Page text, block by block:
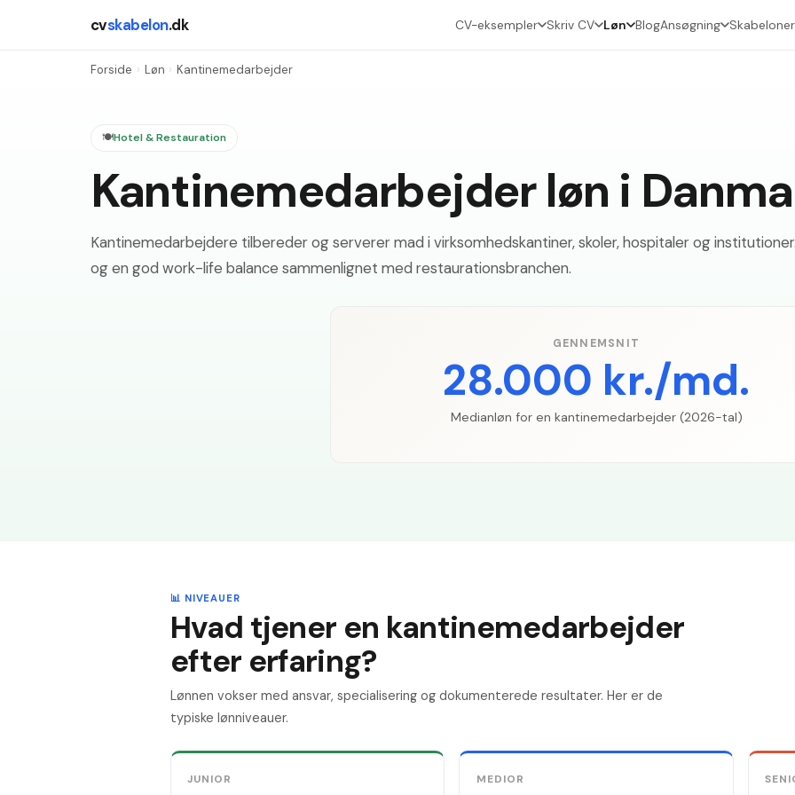
cvskabelon.dk CV-eksempler Skriv CV Løn BlogAnsøgning Skabeloner
Forside › Løn › Kantinemedarbejder
🍽️Hotel & Restauration
Kantinemedarbejder løn i
Kantinemedarbejdere tilbereder og serverer mad i virksomhedskantiner, skoler, hospitaler og
og en god work-life balance sammenlignet med restaurationsbranchen.
GENNEMSNIT
28.000 kr./md.
Medianløn for en kantinemedarbejder (2026-tal)
📊 NIVEAUER
Hvad tjener en kantinemedarbejder
efter erfaring?
Lønnen vokser med ansvar, specialisering og dokumenterede resultater. Her er de
typiske lønniveauer.
JUNIOR MEDIOR